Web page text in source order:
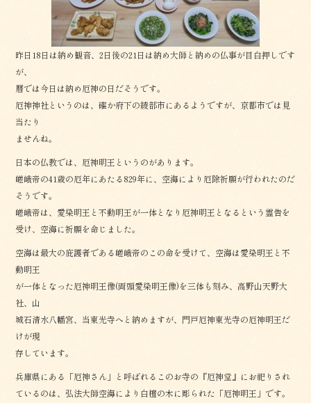
k
昨日18日は納め観音、2日後の21日は納め大師と納めの仏事が目白押しです
が、
暦では今日は納め厄神の日だそうです。
厄神神社というのは、確か府下の綾部市にあるようですが、京都市では見
当たり
ませんね。
日本の仏教では、厄神明王というのがあります。
嵯峨帝の41歳の厄年にあたる829年に、空海により厄除祈願が行われたのだ
そうです。
嵯峨帝は、愛染明王と不動明王が一体となり厄神明王となるという霊告を
受け、空海に祈願を命じました。
空海は最大の庇護者である嵯峨帝のこの命を受けて、空海は愛染明王と不
動明王
が一体となった厄神明王像(両頭愛染明王像)を三体も刻み、高野山天野大
社、山
城石清水八幡宮、当東光寺へと納めますが、門戸厄神東光寺の厄神明王だ
けが現
存しています。
兵庫県にある「厄神さん」と呼ばれるこのお寺の『厄神堂』にお祀りされ
ているのは、弘法大師空海により白檀の木に彫られた「厄神明王」です。